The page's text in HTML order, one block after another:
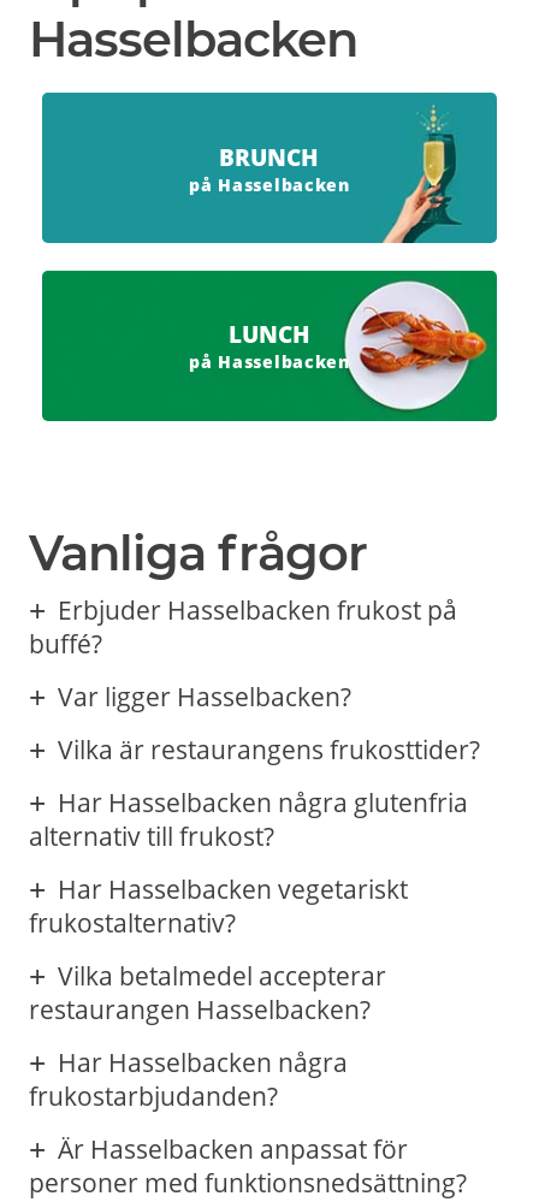
Hasselbacken
BRUNCH
på Hasselbacken
LUNCH
på Hasselbacken
Vanliga frågor
Erbjuder Hasselbacken frukost på
buffé?
Var ligger Hasselbacken?
Vilka är restaurangens frukosttider?
Har Hasselbacken några glutenfria
alternativ till frukost?
Har Hasselbacken vegetariskt
frukostalternativ?
Vilka betalmedel accepterar
restaurangen Hasselbacken?
Har Hasselbacken några
frukostarbjudanden?
Är Hasselbacken anpassat för
personer med funktionsnedsättning?